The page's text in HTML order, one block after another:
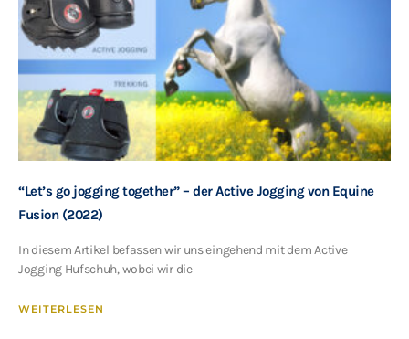
“Let’s go jogging together” – der Active Jogging von Equine
Fusion (2022)
In diesem Artikel befassen wir uns eingehend mit dem Active
Jogging Hufschuh, wobei wir die
WEITERLESEN